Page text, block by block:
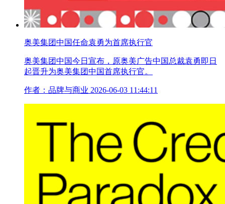
奥美集团中国任命袁勇为首席执行官
奥美集团中国今日宣布，原奥美广告中国总裁袁勇即日
起晋升为奥美集团中国首席执行官。
作者：品牌与商业 2026-06-03 11:44:11